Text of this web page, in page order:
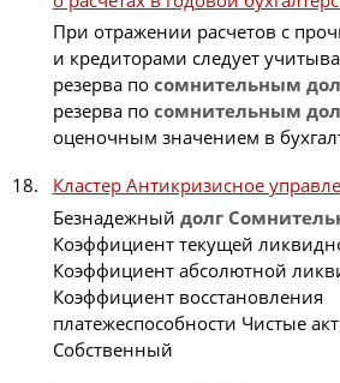
При отражении расчетов с
и кредиторами следует
резерва по сомнительным
резерва по сомнительным
оценочным значением в
Кластер Антикризисное
Безнадежный долг
Коэффициент текущей
Коэффициент абсолютной
Коэффициент восстановления
платежеспособности Чистые
Собственный